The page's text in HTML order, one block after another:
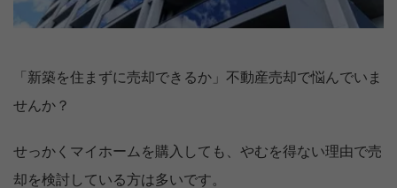
「新築を住まずに売却できるか」不動産売却で悩んでいま
せんか？
せっかくマイホームを購入しても、やむを得ない理由で売
却を検討している方は多いです。